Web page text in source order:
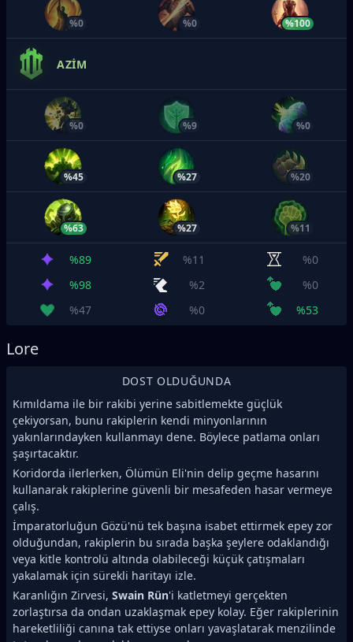
%0 %0 %100
AZIM
%0 %9 %0
%45 %27 %20
%63 %27 %11
%89 %11
%0
%98
%2
%0
%47
%0 %53
Lore
DOST OLDUĞUNDA
Kımıldama ile bir rakibi yerine sabitlemekte güçlük
çekiyorsan, bunu rakiplerin kendi minyonlarının
yakınlarındayken kullanmayı dene. Böylece patlama onları
şaşırtacaktır.
Koridorda ilerlerken, Ölümün Eli'nin delip geçme hasarını
kullanarak rakiplerine güvenli bir mesafeden hasar vermeye
çalış.
İmparatorluğun Gözü'nü tek başına isabet ettirmek epey zor
olduğundan, rakiplerin bu sırada başka şeylere odaklandığı
veya kitle kontrolü altında olabileceği küçük çatışmaları
yakalamak için sürekli haritayı izle.
Karanlığın Zirvesi, Swain Rün'i katletmeyi gerçekten
zorlaştırsa da ondan uzaklaşmak epey kolay. Eğer rakiplerinin
hareketliliği canına tak ettiyse onları yavaşlatarak menzilinde